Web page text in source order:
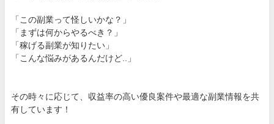
「この副業って怪しいかな？」
「まずは何からやるべき？」
「稼げる副業が知りたい」
「こんな悩みがあるんだけど..」
その時々に応じて、収益率の高い優良案件や最適な副業情報を共
有しています！